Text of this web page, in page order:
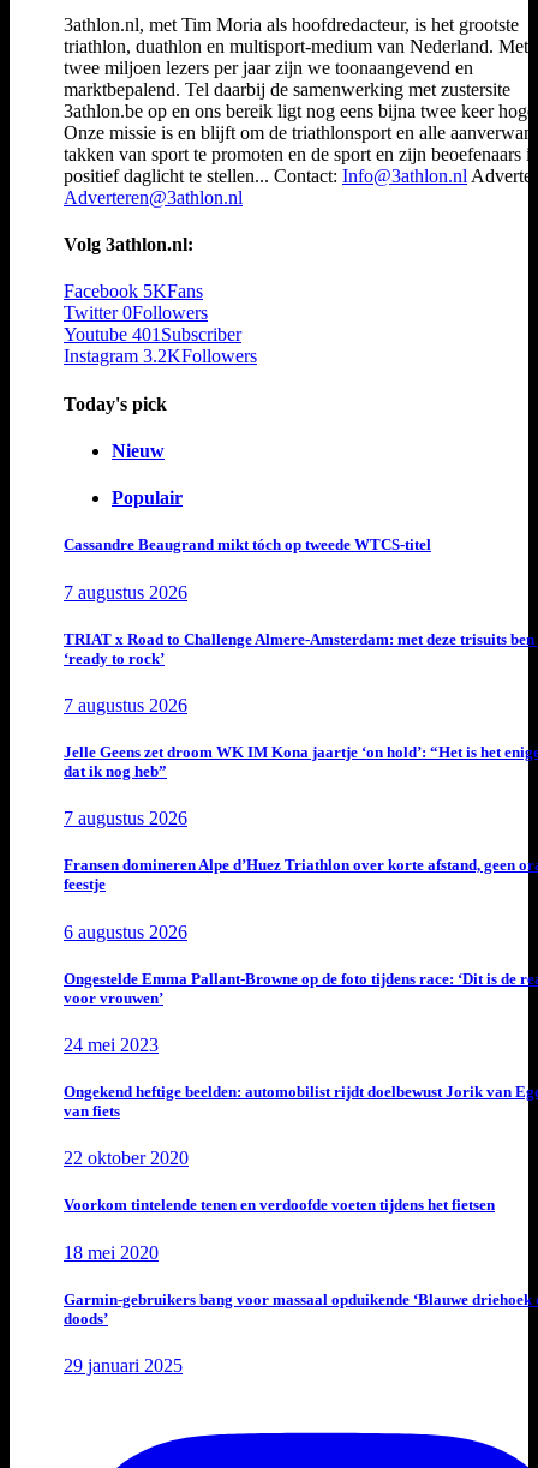
3athlon.nl, met Tim Moria als hoofdredacteur, is het grootste
triathlon, duathlon en multisport-medium van Nederland. Met
twee miljoen lezers per jaar zijn we toonaangevend en
marktbepalend. Tel daarbij de samenwerking met zustersite
3athlon.be op en ons bereik ligt nog eens bijna twee keer
Onze missie is en blijft om de triathlonsport en alle
takken van sport te promoten en de sport en zijn beoefenaars
positief daglicht te stellen... Contact: Info@3athlon.nl
Adverteren@3athlon.nl
Volg 3athlon.nl:
Facebook 5KFans
Twitter 0Followers
Youtube 401Subscriber
Instagram 3.2KFollowers
Today's pick
Nieuw
Populair
Cassandre Beaugrand mikt tóch op tweede WTCS-titel
7 augustus 2026
TRIAT x Road to Challenge Almere-Amsterdam: met deze trisuits ben
‘ready to rock’
7 augustus 2026
Jelle Geens zet droom WK IM Kona jaartje ‘on hold’: “Het is het
dat ik nog heb”
7 augustus 2026
Fransen domineren Alpe d’Huez Triathlon over korte afstand, geen
feestje
6 augustus 2026
Ongestelde Emma Pallant-Browne op de foto tijdens race: ‘Dit is de
voor vrouwen’
24 mei 2023
Ongekend heftige beelden: automobilist rijdt doelbewust Jorik van
van fiets
22 oktober 2020
Voorkom tintelende tenen en verdoofde voeten tijdens het fietsen
18 mei 2020
Garmin-gebruikers bang voor massaal opduikende ‘Blauwe driehoek
doods’
29 januari 2025